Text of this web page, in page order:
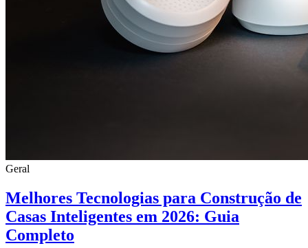
Geral
Melhores Tecnologias para Construção de
Casas Inteligentes em 2026: Guia
Completo